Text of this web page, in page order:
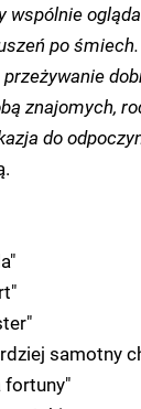
wspólnie
po
znajomych,
do
samotny
fortuny"